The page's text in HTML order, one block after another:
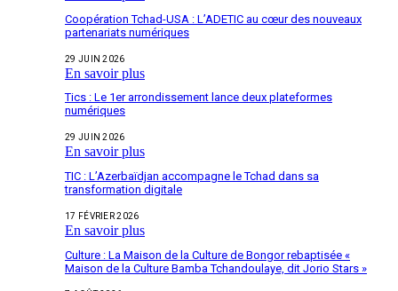
Coopération Tchad-USA : L’ADETIC au cœur des nouveaux
partenariats numériques
29 JUIN 2026
En savoir plus
Tics : Le 1er arrondissement lance deux plateformes
numériques
29 JUIN 2026
En savoir plus
TIC : L’Azerbaïdjan accompagne le Tchad dans sa
transformation digitale
17 FÉVRIER 2026
En savoir plus
Culture : La Maison de la Culture de Bongor rebaptisée «
Maison de la Culture Bamba Tchandoulaye, dit Jorio Stars »